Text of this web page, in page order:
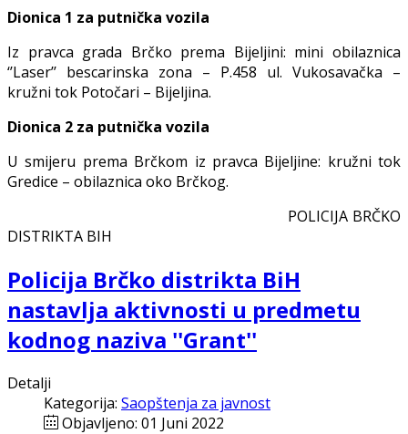
Dionica 1 za putnička vozila
Iz pravca grada Brčko prema Bijeljini: mini obilaznica
‘’Laser’’ bescarinska zona – P.458 ul. Vukosavačka –
kružni tok Potočari – Bijeljina.
Dionica 2 za putnička vozila
U smijeru prema Brčkom iz pravca Bijeljine: kružni tok
Gredice – obilaznica oko Brčkog.
POLICIJA BRČKO
DISTRIKTA BIH
Policija Brčko distrikta BiH
nastavlja aktivnosti u predmetu
kodnog naziva ''Grant''
Detalji
Kategorija: Saopštenja za javnost
Objavljeno: 01 Juni 2022